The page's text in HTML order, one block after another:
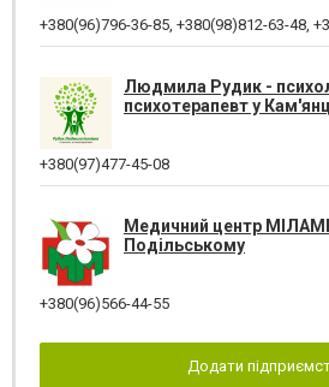
+380(96)796-36-85, +380(98)812-63-48,
Людмила Рудик -
психотерапевт у
+380(97)477-45-08
Медичний центр
Подільському
+380(96)566-44-55
Додати